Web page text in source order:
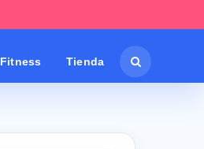
Fitness Tienda